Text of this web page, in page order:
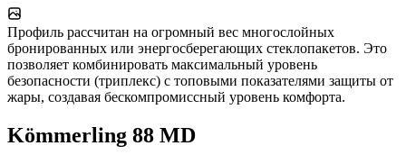
Профиль рассчитан на огромный вес многослойных
бронированных или энергосберегающих стеклопакетов. Это
позволяет комбинировать максимальный уровень
безопасности (триплекс) с топовыми показателями защиты от
жары, создавая бескомпромиссный уровень комфорта.
Kömmerling 88 MD